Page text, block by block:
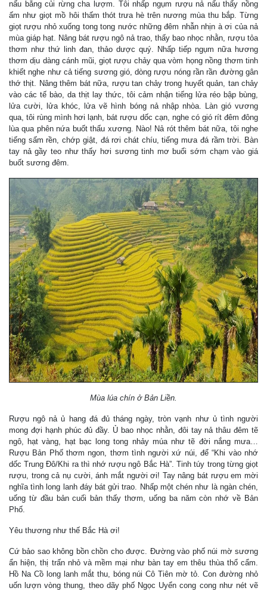
nấu bằng củi rừng cha lượm. Tôi nhấp ngụm rượu nả nấu thấy nồng
ấm như giọt mồ hôi thấm thót trưa hè trên nương mùa thu bắp. Từng
giọt rượu nhỏ xuống tong tong nước những đêm nhẫn nhịn à ơi của nả
mùa giáp hạt. Nâng bát rượu ngô nả trao, thấy bao nhọc nhằn, rượu tỏa
thơm như thứ linh đan, thảo dược quý. Nhấp tiếp ngụm nữa hương
thơm dịu dàng cánh mũi, giọt rượu chảy qua vòm họng nồng thơm tinh
khiết nghe như cả tiếng sương gió, dòng rượu nóng rần rần đường gân
thớ thịt. Nâng thêm bát nữa, rượu tan chảy trong huyết quản, tan chảy
vào các tế bào, da thịt lay thức, tôi cảm nhận tiếng lửa réo bập bùng,
lửa cười, lửa khóc, lửa vẽ hình bóng nả nhập nhòa. Làn gió vương
qua, tôi rùng mình hơi lạnh, bát rượu dốc cạn, nghe có gió rít đêm đông
lùa qua phên nứa buốt thấu xương. Nào! Nả rót thêm bát nữa, tôi nghe
tiếng sấm rền, chớp giật, đá rơi chát chíu, tiếng mưa đá rầm trời. Bàn
tay nả gầy teo như thấy hơi sương tinh mơ buổi sớm chạm vào giá
buốt sương đêm.
Mùa lúa chín ở Bản Liền.
Rượu ngô nả ủ hang đá đủ tháng ngày, tròn vạnh như ủ tình người
mong đợi hạnh phúc đủ đầy. Ủ bao nhọc nhằn, đôi tay nả thâu đêm tẽ
ngô, hạt vàng, hạt bạc long tong nhảy múa như tẽ đời nắng mưa…
Rượu Bản Phố thơm ngon, thơm tình người xứ núi, để “Khi vào nhớ
dốc Trung Đô/Khi ra thì nhớ rượu ngô Bắc Hà”. Tinh túy trong từng giọt
rượu, trong cả nụ cười, ánh mắt người ơi! Tay nâng bát rượu em mời
nghĩa tình long lanh đáy bát gửi trao. Nhấp một chén như là ngàn chén,
uống từ đầu bản cuối bản thấy thơm, uống ba năm còn nhớ về Bản
Phố.
Yêu thương như thế Bắc Hà ơi!
Cứ bảo sao không bồn chồn cho được. Đường vào phố núi mờ sương
ẩn hiện, thị trấn nhỏ và mềm mại như bàn tay em thêu thùa thổ cẩm.
Hồ Na Cồ long lanh mắt thu, bóng núi Cô Tiên mờ tỏ. Con đường nhỏ
uốn lượn vòng thung, theo dãy phố Ngọc Uyển cong cong như nét vẽ